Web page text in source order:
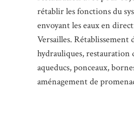
rétablir les fonctions du
envoyant les eaux en
Versailles. Rétablissement
hydrauliques, restauration
aqueducs, ponceaux,
aménagement de